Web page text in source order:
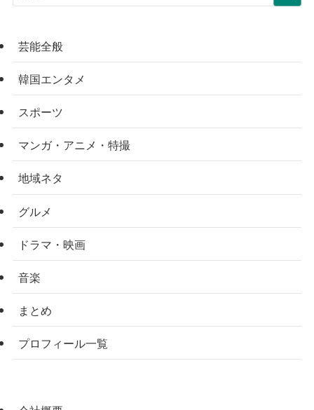
芸能全般
韓国エンタメ
スポーツ
マンガ・アニメ・特撮
地域ネタ
グルメ
ドラマ・映画
音楽
まとめ
プロフィール一覧